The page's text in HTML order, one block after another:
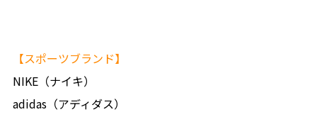
【スポーツブランド】
NIKE（ナイキ）
adidas（アディダス）